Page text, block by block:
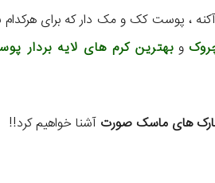
پوست کک و مک دار که برای
وبهترین کرم های لایه بردار
های ماسک صورت آشنا خواهیم کرد!!